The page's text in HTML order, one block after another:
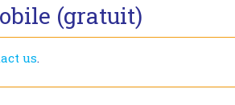
(gratuit)
us